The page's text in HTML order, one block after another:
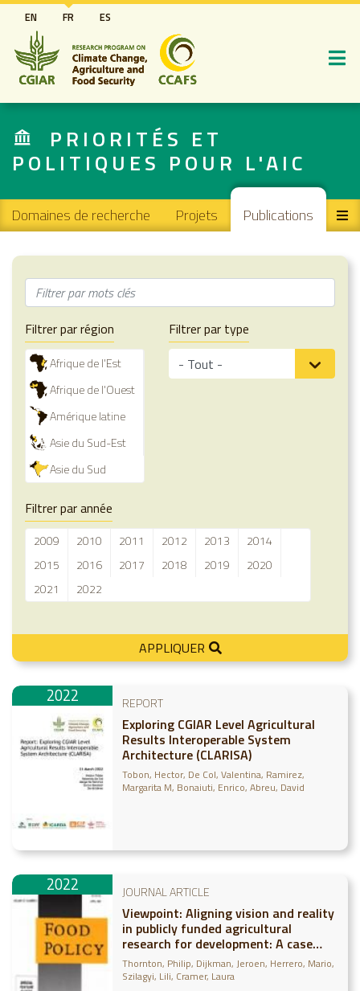
Aller
au
contenu
principal
EN FR ES
PRIORITÉS ET
POLITIQUES POUR L'AIC
Main navigation
Domaines de recherche Projets Publications
Filtrer par région
Afrique de l'Est
Afrique de l'Ouest
Amérique latine
Asie du Sud-Est
Asie du Sud
Filtrer par type
Filtrer par année
2009 2010 2011 2012 2013
2014
2015
2016 2017 2018 2019
2020
2021
2022
APPLIQUER
2022 REPORT
Exploring CGIAR Level Agricultural
Results Interoperable System
Architecture (CLARISA)
Tobon, Hector De Col, Valentina Ramirez,
Margarita M Bonaiuti, Enrico Abreu, David
2022 JOURNAL ARTICLE
Viewpoint: Aligning vision and reality
in publicly funded agricultural
research for development: A case
study of CGIAR
Thornton, Philip Dijkman, Jeroen Herrero, Mario
Szilagyi, Lili Cramer, Laura